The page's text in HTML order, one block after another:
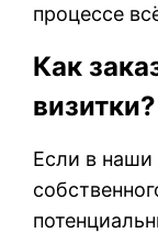
процессе
Как
визитки?
Если в наши